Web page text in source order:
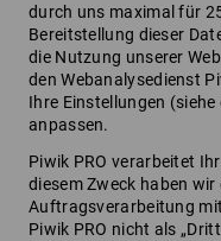
durch uns maximal für
Bereitstellung dieser
die Nutzung unserer
den Webanalysedienst
Ihre Einstellungen
anpassen.
Piwik PRO verarbeitet
diesem Zweck haben
Auftragsverarbeitung
Piwik PRO nicht als